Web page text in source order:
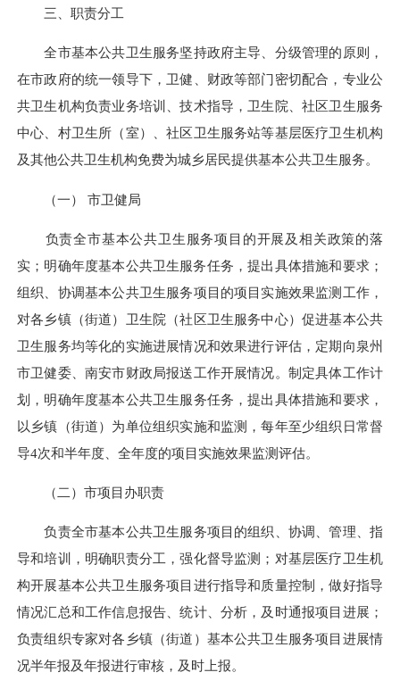
三、职责分工
全市基本公共卫生服务坚持政府主导、分级管理的原则，
在市政府的统一领导下，卫健、财政等部门密切配合，专业公
共卫生机构负责业务培训、技术指导，卫生院、社区卫生服务
中心、村卫生所（室）、社区卫生服务站等基层医疗卫生机构
及其他公共卫生机构免费为城乡居民提供基本公共卫生服务。
（一） 市卫健局
负责全市基本公共卫生服务项目的开展及相关政策的落
实；明确年度基本公共卫生服务任务，提出具体措施和要求；
组织、协调基本公共卫生服务项目的项目实施效果监测工作，
对各乡镇（街道）卫生院（社区卫生服务中心）促进基本公共
卫生服务均等化的实施进展情况和效果进行评估，定期向泉州
市卫健委、南安市财政局报送工作开展情况。制定具体工作计
划，明确年度基本公共卫生服务任务，提出具体措施和要求，
以乡镇（街道）为单位组织实施和监测，每年至少组织日常督
导4次和半年度、全年度的项目实施效果监测评估。
（二）市项目办职责
负责全市基本公共卫生服务项目的组织、协调、管理、指
导和培训，明确职责分工，强化督导监测；对基层医疗卫生机
构开展基本公共卫生服务项目进行指导和质量控制，做好指导
情况汇总和工作信息报告、统计、分析，及时通报项目进展；
负责组织专家对各乡镇（街道）基本公共卫生服务项目进展情
况半年报及年报进行审核，及时上报。